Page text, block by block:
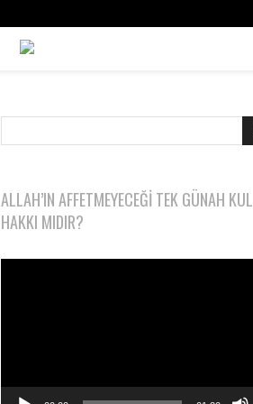
ALLAH’IN AFFETMEYECEĞI TEK GÜNAH KUL
HAKKI MIDIR?